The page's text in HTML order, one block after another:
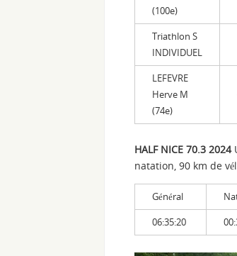
(100e)
Triathlon S
INDIVIDUEL
LEFEVRE
Herve M
(74e)
HALF NICE 70.3 2024
natation, 90 km de
Général
06:35:20